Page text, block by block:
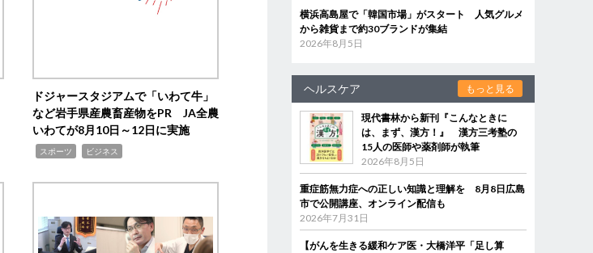
ドジャースタジアムで「いわて牛」
など岩手県産農畜産物をPR JA全農
いわてが8月10日～12日に実施
スポーツ ビジネス
横浜高島屋で「韓国市場」がスタート 人気グルメ
から雑貨まで約30ブランドが集結
2026年8月5日
ヘルスケア もっと見る
現代書林から新刊『こんなときに
は、まず、漢方！』 漢方三考塾の
15人の医師や薬剤師が執筆
2026年8月5日
重症筋無力症への正しい知識と理解を 8月8日広島
市で公開講座、オンライン配信も
2026年7月31日
【がんを生きる緩和ケア医・大橋洋平「足し算